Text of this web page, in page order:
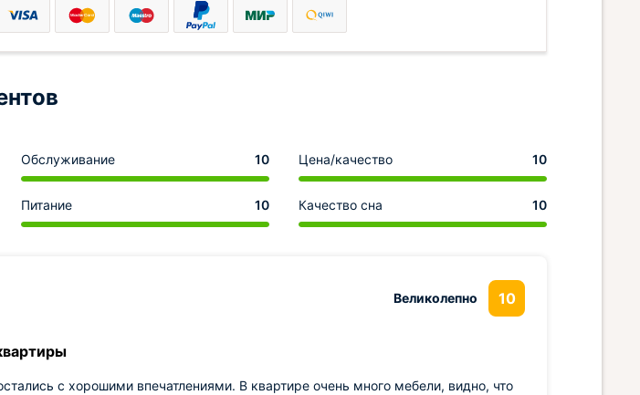
Обслуживание 10 Цена/качество 10
Питание 10 Качество сна 10
Великолепно 10
с хорошими впечатлениями. В квартире очень много мебели, видно, что